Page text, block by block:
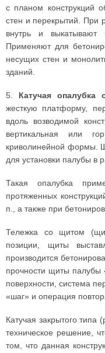
с планом конструкций
стен и перекрытий. При
внутрь и выкатывают
Применяют для
несущих стен и
зданий.
5. Катучая опалубка
жесткую платформу,
вдоль возводимой
вертикальная или
криволинейной формы.
для установки палубы в
Такая опалубка
протяженных
п., а также при
Тележка со щитом
позиции, щиты
производится
прочности щиты палубы
поверхности, система
«шаг» и операция
Катучая закрытого
техническое решение,
том, что данная